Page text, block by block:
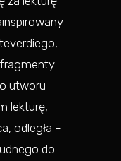
utworu
lekturę,
odległa –
do